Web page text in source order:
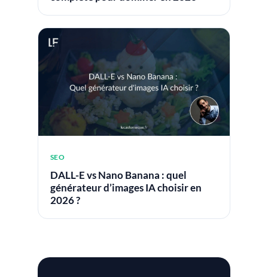
SEO
DALL-E vs Nano Banana : quel
générateur d’images IA choisir en
2026 ?